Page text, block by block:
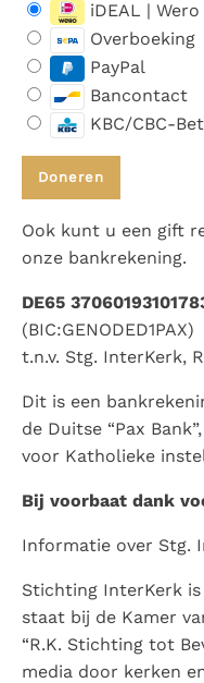
iDEAL | Wero
Overboeking
PayPal
Bancontact
KBC/CBC-
Ook kunt u een gift
onze bankrekening.
DE65
(BIC:GENODED1PAX)
t.n.v. Stg. InterKerk,
Dit is een
de Duitse “Pax
voor Katholieke
Bij voorbaat dank
Informatie over Stg.
Stichting InterKerk
staat bij de Kamer
“R.K. Stichting tot
media door kerken